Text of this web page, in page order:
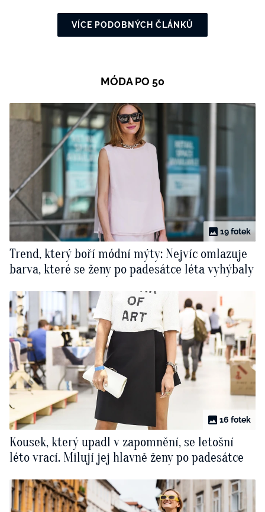
VÍCE PODOBNÝCH ČLÁNKŮ
MÓDA PO 50
19 fotek
Trend, který boří módní mýty: Nejvíc omlazuje
barva, které se ženy po padesátce léta vyhýbaly
16 fotek
Kousek, který upadl v zapomnění, se letošní
léto vrací. Milují jej hlavně ženy po padesátce